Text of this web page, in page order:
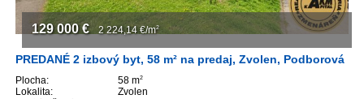
PREDANÉ 2 izbový byt, 58 m² na predaj, Zvolen, Podborová
Plocha: 58 m2
Lokalita:
Zvolen
129 000 € 2 224,14 €/m2